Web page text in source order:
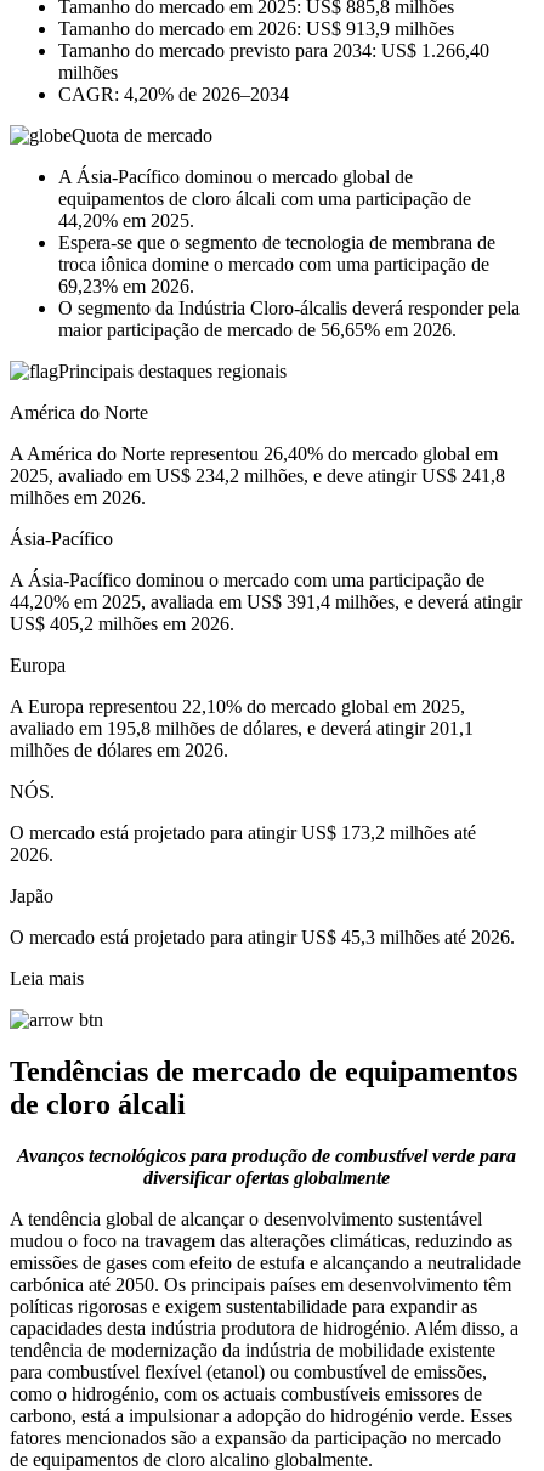
Tamanho do mercado em 2025: US$ 885,8 milhões
Tamanho do mercado em 2026: US$ 913,9 milhões
Tamanho do mercado previsto para 2034: US$ 1.266,40
milhões
CAGR: 4,20% de 2026–2034
Quota de mercado
A Ásia-Pacífico dominou o mercado global de
equipamentos de cloro álcali com uma participação de
44,20% em 2025.
Espera-se que o segmento de tecnologia de membrana de
troca iônica domine o mercado com uma participação de
69,23% em 2026.
O segmento da Indústria Cloro-álcalis deverá responder pela
maior participação de mercado de 56,65% em 2026.
Principais destaques regionais
América do Norte
A América do Norte representou 26,40% do mercado global em
2025, avaliado em US$ 234,2 milhões, e deve atingir US$ 241,8
milhões em 2026.
Ásia-Pacífico
A Ásia-Pacífico dominou o mercado com uma participação de
44,20% em 2025, avaliada em US$ 391,4 milhões, e deverá atingir
US$ 405,2 milhões em 2026.
Europa
A Europa representou 22,10% do mercado global em 2025,
avaliado em 195,8 milhões de dólares, e deverá atingir 201,1
milhões de dólares em 2026.
NÓS.
O mercado está projetado para atingir US$ 173,2 milhões até
2026.
Japão
O mercado está projetado para atingir US$ 45,3 milhões até 2026.
Leia mais
Tendências de mercado de equipamentos
de cloro álcali
Avanços tecnológicos para produção de combustível verde para
diversificar ofertas globalmente
A tendência global de alcançar o desenvolvimento sustentável
mudou o foco na travagem das alterações climáticas, reduzindo as
emissões de gases com efeito de estufa e alcançando a neutralidade
carbónica até 2050. Os principais países em desenvolvimento têm
políticas rigorosas e exigem sustentabilidade para expandir as
capacidades desta indústria produtora de hidrogénio. Além disso, a
tendência de modernização da indústria de mobilidade existente
para combustível flexível (etanol) ou combustível de emissões,
como o hidrogénio, com os actuais combustíveis emissores de
carbono, está a impulsionar a adopção do hidrogénio verde. Esses
fatores mencionados são a expansão da participação no mercado
de equipamentos de cloro alcalino globalmente.